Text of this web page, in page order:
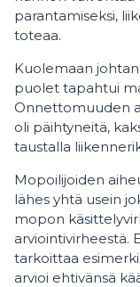
parantamiseksi,
toteaa.
Kuolemaan
puolet tapahtui
Onnettomuuden
oli päihtyneitä,
taustalla
Mopoilijoiden
lähes yhtä usein
mopon
arviointivirheestä.
tarkoittaa
arvioi ehtivänsä